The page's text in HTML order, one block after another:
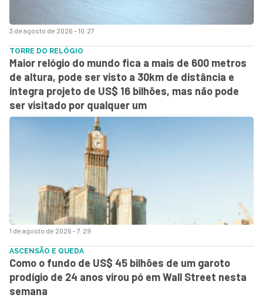
3 de agosto de 2026 - 10:27
1 de agosto de 2026 - 7:29
TORRE DO RELÓGIO
Maior relógio do mundo fica a mais de 600 metros
de altura, pode ser visto a 30km de distância e
integra projeto de US$ 16 bilhões, mas não pode
ser visitado por qualquer um
ASCENSÃO E QUEDA
Como o fundo de US$ 45 bilhões de um garoto
prodígio de 24 anos virou pó em Wall Street nesta
semana